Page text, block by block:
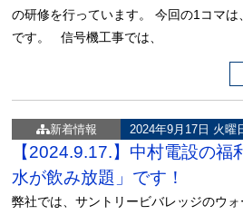
の研修を行っています。 今回の1コマ
です。 信号機工事では、
新着情報 2024年9月17日 火曜
【2024.9.17.】中村電設の福
水が飲み放題」です！
弊社では、サントリービバレッジのウ